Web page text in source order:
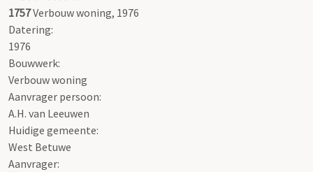
1757Verbouw woning, 1976
Datering:
1976
Bouwwerk:
Verbouw woning
Aanvrager persoon:
A.H. van Leeuwen
Huidige gemeente:
West Betuwe
Aanvrager: